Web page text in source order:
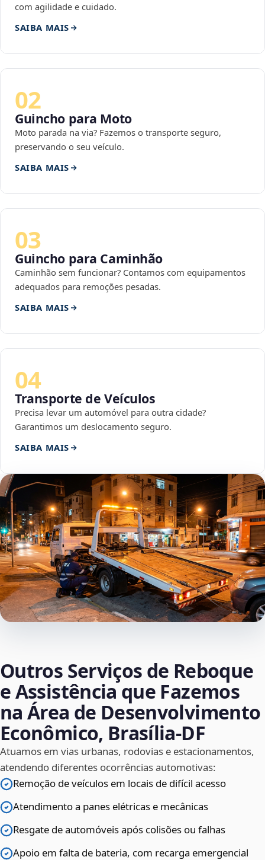
com agilidade e cuidado.
SAIBA MAIS
02
Guincho para Moto
Moto parada na via? Fazemos o transporte seguro,
preservando o seu veículo.
SAIBA MAIS
03
Guincho para Caminhão
Caminhão sem funcionar? Contamos com equipamentos
adequados para remoções pesadas.
SAIBA MAIS
04
Transporte de Veículos
Precisa levar um automóvel para outra cidade?
Garantimos um deslocamento seguro.
SAIBA MAIS
Outros Serviços de Reboque
e Assistência que Fazemos
na Área de Desenvolvimento
Econômico, Brasília‑DF
Atuamos em vias urbanas, rodovias e estacionamentos,
atendendo diferentes ocorrências automotivas:
Remoção de veículos em locais de difícil acesso
Atendimento a panes elétricas e mecânicas
Resgate de automóveis após colisões ou falhas
Apoio em falta de bateria, com recarga emergencial